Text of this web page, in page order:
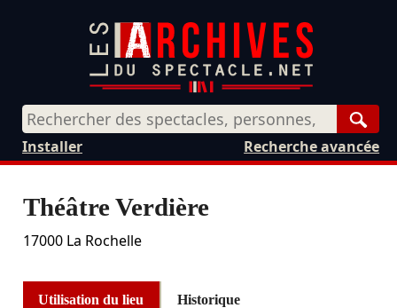
Recherche avancée
Installer
Théâtre Verdière
17000 La Rochelle
Utilisation du lieu Historique